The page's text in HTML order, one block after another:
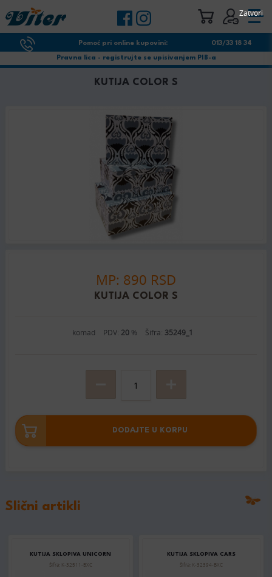
Pomoć pri online kupovini: 013/33 18 34
Pravna lica - registrujte se upisivanjem PIB-a
KUTIJA COLOR S
MP: 890 RSD
KUTIJA COLOR S
komad PDV: 20 % Šifra: 35249_1
DODAJTE U KORPU
Slični artikli
KUTIJA SKLOPIVA UNICORN
Šifra: K-32511-BXC
KUTIJA SKLOPIVA CARS
Šifra: K-32394-BXC
Zatvori